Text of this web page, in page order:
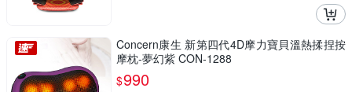
Concern康生 新第四代4D摩力寶貝溫熱揉捏按
摩枕-夢幻紫 CON-1288
$990